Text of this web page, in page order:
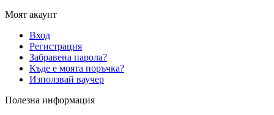
Моят акаунт
Вход
Регистрация
Забравена парола?
Къде е моята поръчка?
Използвай ваучер
Полезна информация